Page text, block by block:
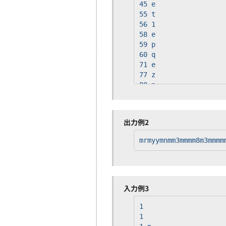
45 e
55 t
56 1
58 e
59 p
60 q
71 e
77 z
80 p
出力例2
入力例3
1
1